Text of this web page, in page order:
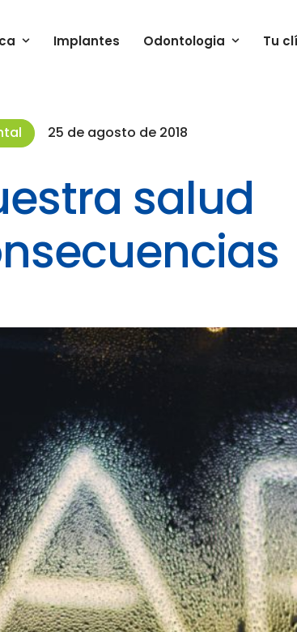
Implantes Odontologia Tu
25 de agosto de 2018
salud